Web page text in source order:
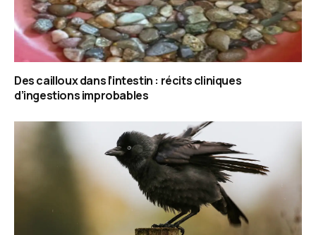
Des cailloux dans l’intestin : récits cliniques
d’ingestions improbables